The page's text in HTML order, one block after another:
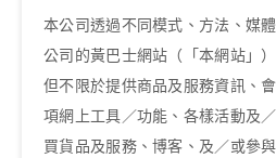
本公司透過不同模式、方法、媒
公司的黃巴士網站（「本網站」
但不限於提供商品及服務資訊、
項網上工具／功能、各樣活動及
買貨品及服務、博客、及／或參